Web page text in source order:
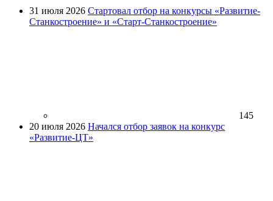
31 июля 2026 Стартовал отбор на конкурсы «Развитие-
Станкостроение» и «Старт-Станкостроение»
145
20 июля 2026 Начался отбор заявок на конкурс
«Развитие-ЦТ»